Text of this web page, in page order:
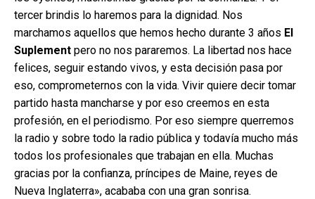
tercer brindis lo haremos para la dignidad. Nos
marchamos aquellos que hemos hecho durante 3 años El
Suplement pero no nos pararemos. La libertad nos hace
felices, seguir estando vivos, y esta decisión pasa por
eso, comprometernos con la vida. Vivir quiere decir tomar
partido hasta mancharse y por eso creemos en esta
profesión, en el periodismo. Por eso siempre querremos
la radio y sobre todo la radio pública y todavía mucho más
todos los profesionales que trabajan en ella. Muchas
gracias por la confianza, príncipes de Maine, reyes de
Nueva Inglaterra», acababa con una gran sonrisa.